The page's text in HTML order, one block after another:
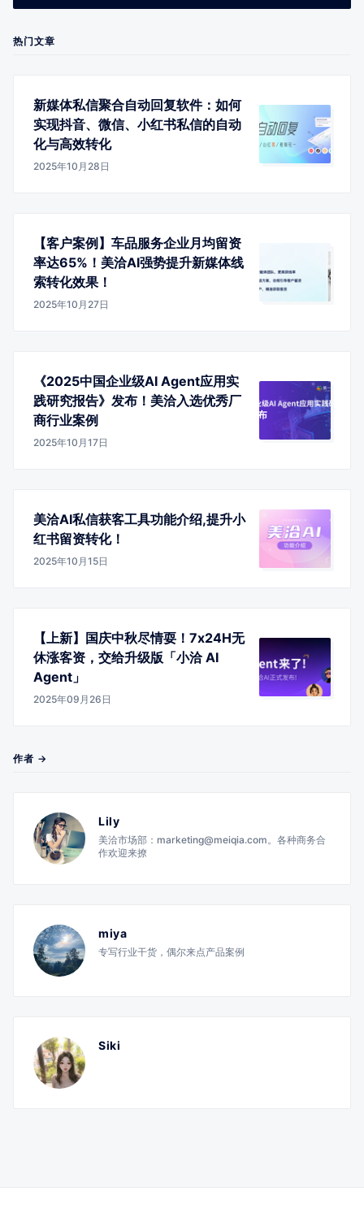
热门文章
新媒体私信聚合自动回复软件：如何
实现抖音、微信、小红书私信的自动
化与高效转化
2025年10月28日
【客户案例】车品服务企业月均留资
率达65%！美洽AI强势提升新媒体线
索转化效果！
2025年10月27日
《2025中国企业级AI Agent应用实
践研究报告》发布！美洽入选优秀厂
商行业案例
2025年10月17日
美洽AI私信获客工具功能介绍,提升小
红书留资转化！
2025年10月15日
【上新】国庆中秋尽情耍！7x24H无
休涨客资，交给升级版「小洽 AI
Agent」
2025年09月26日
作者 →
Lily
美洽市场部：marketing@meiqia.com。各种商务合
作欢迎来撩
miya
专写行业干货，偶尔来点产品案例
Siki